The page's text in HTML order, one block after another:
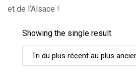
et de l’Alsace !
Showing the single result